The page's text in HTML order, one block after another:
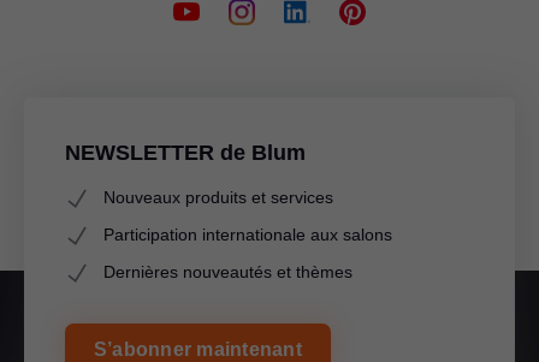
NEWSLETTER de Blum
Nouveaux produits et services
Participation internationale aux salons
Dernières nouveautés et thèmes
S’abonner maintenant